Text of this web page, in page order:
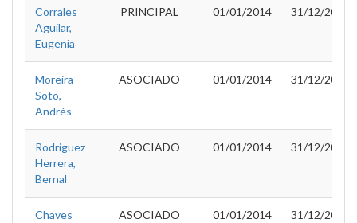
Corrales
Aguilar,
Eugenia
PRINCIPAL 01/01/2014 31/12/2016
Moreira
Soto,
Andrés
ASOCIADO 01/01/2014 31/12/2015
Rodriguez
Herrera,
Bernal
ASOCIADO 01/01/2014 31/12/2015
Chaves
ASOCIADO 01/01/2014 31/12/2015